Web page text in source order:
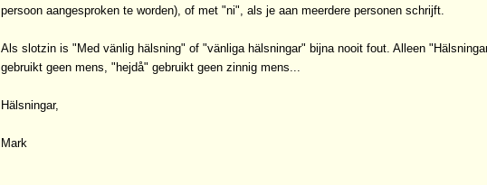
persoon aangesproken te worden), of met "ni", als je aan meerdere personen schrijft.
Als slotzin is "Med vänlig hälsning" of "vänliga hälsningar" bijna nooit fout. Alleen
gebruikt geen mens, "hejdå" gebruikt geen zinnig mens...
Hälsningar,
Mark